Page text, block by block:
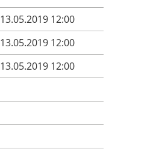
13.05.2019 12:00
13.05.2019 12:00
13.05.2019 12:00